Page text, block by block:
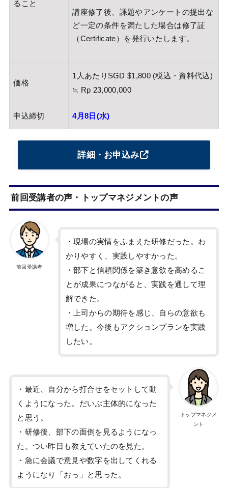
ること
講座修了後、課題やアンケートの提出な
ど一定の条件を満たした場合は修了証
（Certificate）を発行いたします。
価格
1人あたりSGD $1,800 (税込・資料代込)
≒ Rp 23,000,000
申込締切 4月8日(水)
詳細・お申込み
前回受講者の声・トップマネジメントの声
前回受講者
・現場の実情をふまえた研修だった。わ
かりやすく、実践しやすかった。
・部下と信頼関係を築き意欲を高めるこ
とが成果につながると、実践を通して理
解できた。
・上司からの期待を感じ、自らの意欲も
増した。今後もアクションプランを実践
したい。
トップマネジメ
ント
・最近、自分から打合せをセットして動
くようになった。だいぶ主体的になった
と思う。
・研修後、部下の面倒を見るようになっ
た。つい昨日も教えていたのを見た。
・急に会議で意見や数字を出してくれる
ようになり「おっ」と思った。